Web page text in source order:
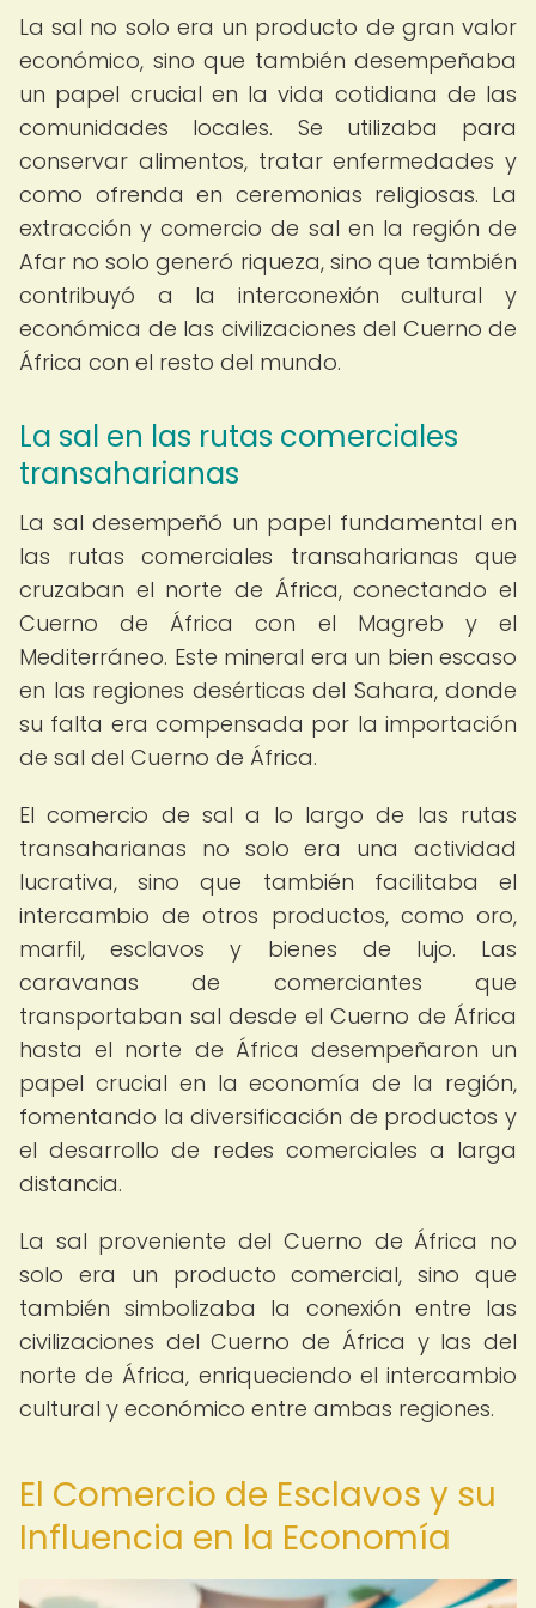
La sal no solo era un producto de gran valor
económico, sino que también desempeñaba
un papel crucial en la vida cotidiana de las
comunidades locales. Se utilizaba para
conservar alimentos, tratar enfermedades y
como ofrenda en ceremonias religiosas. La
extracción y comercio de sal en la región de
Afar no solo generó riqueza, sino que también
contribuyó a la interconexión cultural y
económica de las civilizaciones del Cuerno de
África con el resto del mundo.
La sal en las rutas comerciales
transaharianas
La sal desempeñó un papel fundamental en
las rutas comerciales transaharianas que
cruzaban el norte de África, conectando el
Cuerno de África con el Magreb y el
Mediterráneo. Este mineral era un bien escaso
en las regiones desérticas del Sahara, donde
su falta era compensada por la importación
de sal del Cuerno de África.
El comercio de sal a lo largo de las rutas
transaharianas no solo era una actividad
lucrativa, sino que también facilitaba el
intercambio de otros productos, como oro,
marfil, esclavos y bienes de lujo. Las
caravanas de comerciantes que
transportaban sal desde el Cuerno de África
hasta el norte de África desempeñaron un
papel crucial en la economía de la región,
fomentando la diversificación de productos y
el desarrollo de redes comerciales a larga
distancia.
La sal proveniente del Cuerno de África no
solo era un producto comercial, sino que
también simbolizaba la conexión entre las
civilizaciones del Cuerno de África y las del
norte de África, enriqueciendo el intercambio
cultural y económico entre ambas regiones.
El Comercio de Esclavos y su
Influencia en la Economía